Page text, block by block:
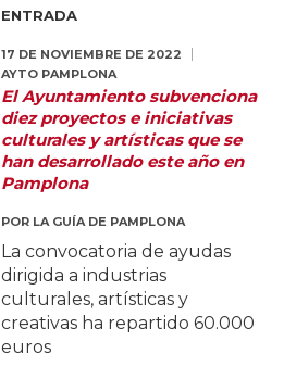
ENTRADA
17 DE NOVIEMBRE DE 2022
AYTO PAMPLONA
El Ayuntamiento subvenciona
diez proyectos e iniciativas
culturales y artísticas que se
han desarrollado este año en
Pamplona
POR LA GUÍA DE PAMPLONA
La convocatoria de ayudas
dirigida a industrias
culturales, artísticas y
creativas ha repartido 60.000
euros